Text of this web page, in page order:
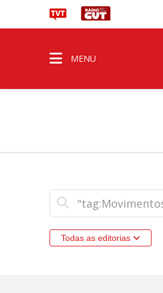
MENU
Todas as editorias